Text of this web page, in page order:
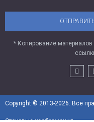
* Копирование материалов
Copyright © 2013-2026. Все